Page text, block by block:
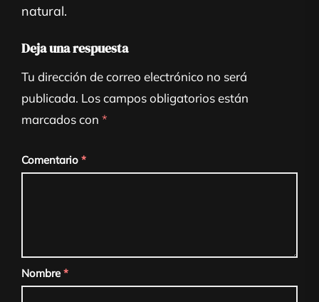
natural.
Deja una respuesta
Tu dirección de correo electrónico no será
publicada. Los campos obligatorios están
marcados con *
Comentario *
Nombre *